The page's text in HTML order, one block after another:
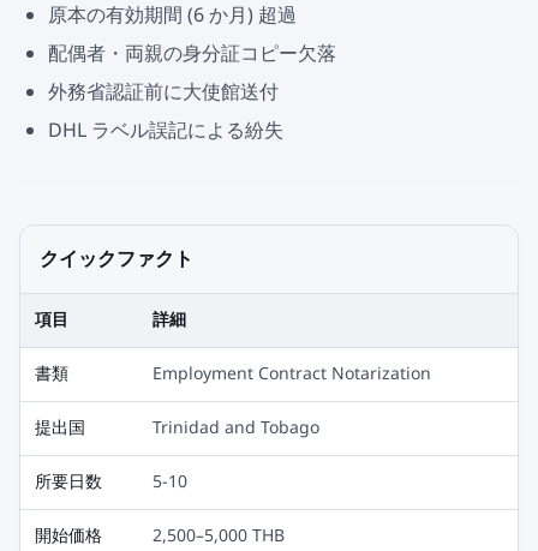
原本の有効期間 (6 か月) 超過
配偶者・両親の身分証コピー欠落
外務省認証前に大使館送付
DHL ラベル誤記による紛失
クイックファクト
項目 詳細
書類 Employment Contract Notarization
提出国 Trinidad and Tobago
所要日数 5-10
開始価格 2,500–5,000 THB